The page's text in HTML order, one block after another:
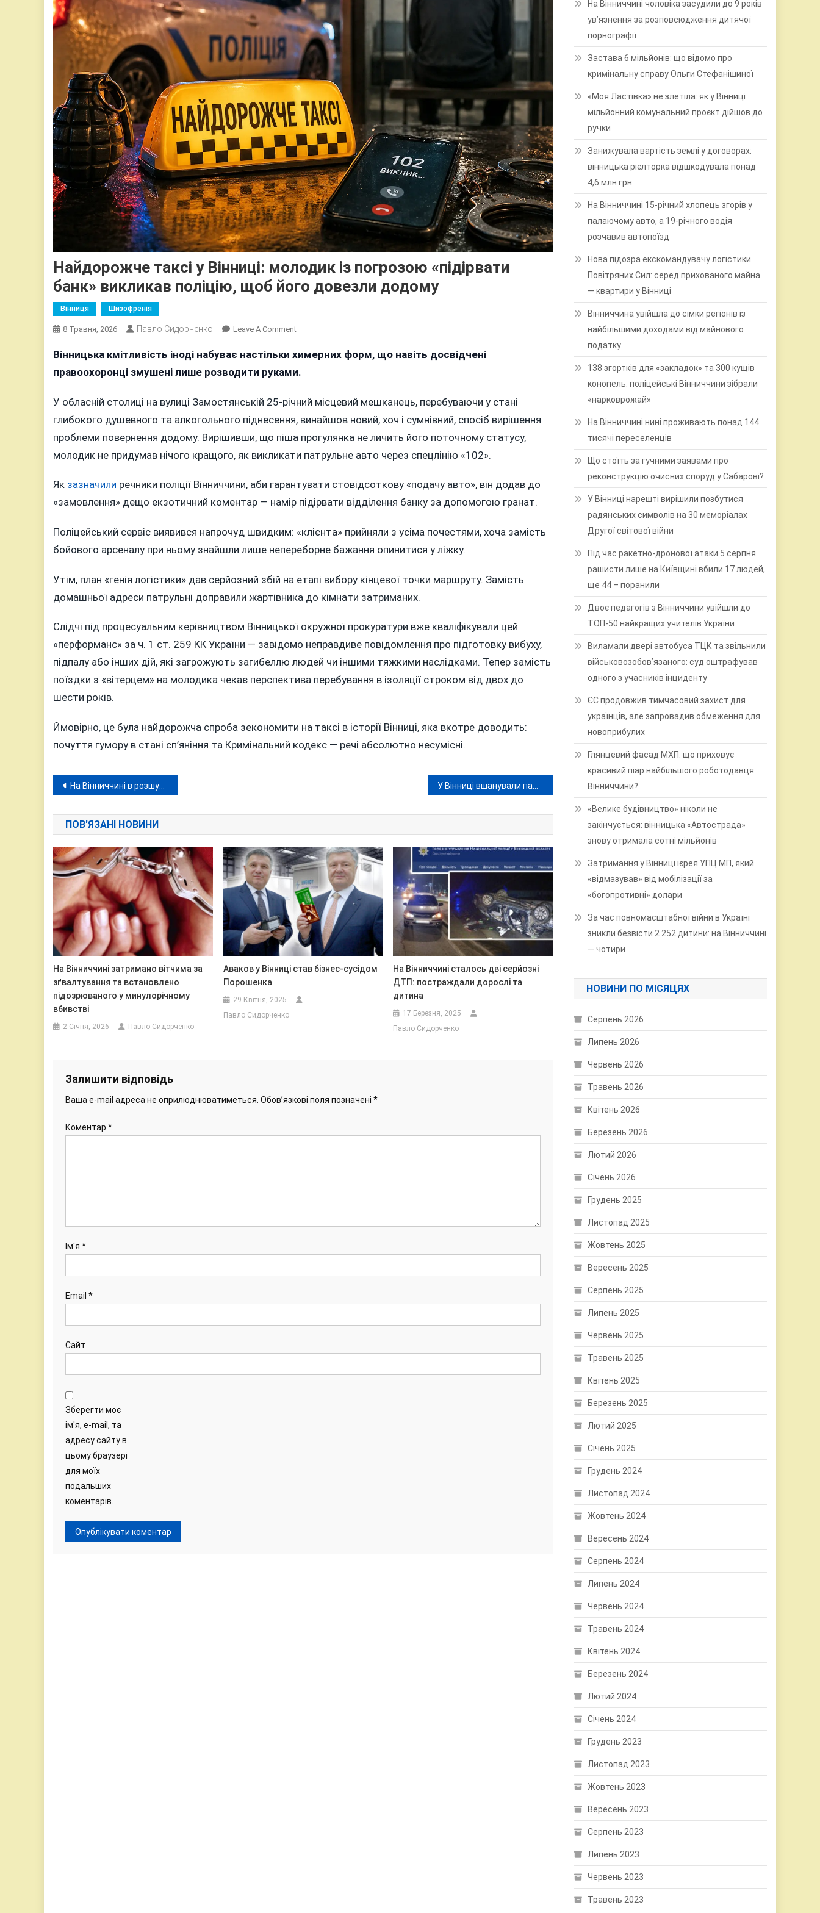
Найдорожче таксі у Вінниці: молодик із погрозою «підірвати
банк» викликав поліцію, щоб його довезли додому
Вінниця Шизофренія
8 Травня, 2026 Павло Сидорченко Leave A CommentOn
Таксі
У
Молодик
Погрозою
«підірвати
Банк»
Поліцію,
Щоб
Вінницька кмітливість іноді набуває настільки химерних форм, що навіть досвідчені
правоохоронці змушені лише розводити руками.
У обласній столиці на вулиці Замостянській 25-річний місцевий мешканець, перебуваючи у стані
глибокого душевного та алкогольного піднесення, винайшов новий, хоч і сумнівний, спосіб вирішення
проблеми повернення додому. Вирішивши, що піша прогулянка не личить його поточному статусу,
молодик не придумав нічого кращого, як викликати патрульне авто через спецлінію «102».
Як зазначили речники поліції Вінниччини, аби гарантувати стовідсоткову «подачу авто», він додав до
«замовлення» дещо екзотичний коментар — намір підірвати відділення банку за допомогою гранат.
Поліцейський сервіс виявився напрочуд швидким: «клієнта» прийняли з усіма почестями, хоча замість
бойового арсеналу при ньому знайшли лише непереборне бажання опинитися у ліжку.
Утім, план «генія логістики» дав серйозний збій на етапі вибору кінцевої точки маршруту. Замість
домашньої адреси патрульні доправили жартівника до кімнати затриманих.
Слідчі під процесуальним керівництвом Вінницької окружної прокуратури вже кваліфікували цей
«перформанс» за ч. 1 ст. 259 КК України — завідомо неправдиве повідомлення про підготовку вибуху,
підпалу або інших дій, які загрожують загибеллю людей чи іншими тяжкими наслідками. Тепер замість
поїздки з «вітерцем» на молодика чекає перспектива перебування в ізоляції строком від двох до
шести років.
Ймовірно, це була найдорожча спроба зекономити на таксі в історії Вінниці, яка вкотре доводить:
почуття гумору в стані сп’яніння та Кримінальний кодекс — речі абсолютно несумісні.
Навігація
записів
На Вінниччині в розшуку тисячі «стволів», їх вистачило б для озброєння кількох умовних піхотних підрозділів
ПОВ'ЯЗАНІ НОВИНИ
На Вінниччині затримано вітчима за
зґвалтування та встановлено
підозрюваного у минулорічному
вбивстві
2 Січня, 2026 Павло Сидорченко
Аваков у Вінниці став бізнес-сусідом
Порошенка
29 Квітня, 2025
Павло Сидорченко
На Вінниччині сталось дві серйозні
ДТП: постраждали дорослі та
дитина
17 Березня, 2025
Павло Сидорченко
Залишити відповідь
Ваша e-mail адреса не оприлюднюватиметься. Обов’язкові поля позначені *
Коментар *
Ім'я *
Email *
Сайт
Зберегти моє
ім'я, e-mail, та
адресу сайту в
цьому браузері
для моїх
подальших
коментарів.
На Вінниччині чоловіка засудили до 9 років
ув’язнення за розповсюдження дитячої
порнографії
Застава 6 мільйонів: що відомо про
кримінальну справу Ольги Стефанішиної
«Моя Ластівка» не злетіла: як у Вінниці
мільйонний комунальний проєкт дійшов до
ручки
Занижувала вартість землі у договорах:
вінницька рієлторка відшкодувала понад
4,6 млн грн
На Вінниччині 15-річний хлопець згорів у
палаючому авто, а 19-річного водія
розчавив автопоїзд
Нова підозра екскомандувачу логістики
Повітряних Сил: серед прихованого майна
— квартири у Вінниці
Вінниччина увійшла до сімки регіонів із
найбільшими доходами від майнового
податку
138 згортків для «закладок» та 300 кущів
конопель: поліцейські Вінниччини зібрали
«нарковрожай»
На Вінниччині нині проживають понад 144
тисячі переселенців
Що стоїть за гучними заявами про
реконструкцію очисних споруд у Сабарові?
У Вінниці нарешті вирішили позбутися
радянських символів на 30 меморіалах
Другої світової війни
Під час ракетно-дронової атаки 5 серпня
рашисти лише на Київщині вбили 17 людей,
ще 44 – поранили
Двоє педагогів з Вінниччини увійшли до
ТОП-50 найкращих учителів України
Виламали двері автобуса ТЦК та звільнили
військовозобов’язаного: суд оштрафував
одного з учасників інциденту
ЄС продовжив тимчасовий захист для
українців, але запровадив обмеження для
новоприбулих
Глянцевий фасад МХП: що приховує
красивий піар найбільшого роботодавця
Вінниччини?
«Велике будівництво» ніколи не
закінчується: вінницька «Автострада»
знову отримала сотні мільйонів
Затримання у Вінниці ієрея УПЦ МП, який
«відмазував» від мобілізації за
«богопротивні» долари
За час повномасштабної війни в Україні
зникли безвісти 2 252 дитини: на Вінниччині
— чотири
НОВИНИ ПО МІСЯЦЯХ
Серпень 2026
Липень 2026
Червень 2026
Травень 2026
Квітень 2026
Березень 2026
Лютий 2026
Січень 2026
Грудень 2025
Листопад 2025
Жовтень 2025
Вересень 2025
Серпень 2025
Липень 2025
Червень 2025
Травень 2025
Квітень 2025
Березень 2025
Лютий 2025
Січень 2025
Грудень 2024
Листопад 2024
Жовтень 2024
Вересень 2024
Серпень 2024
Липень 2024
Червень 2024
Травень 2024
Квітень 2024
Березень 2024
Лютий 2024
Січень 2024
Грудень 2023
Листопад 2023
Жовтень 2023
Вересень 2023
Серпень 2023
Липень 2023
Червень 2023
Травень 2023